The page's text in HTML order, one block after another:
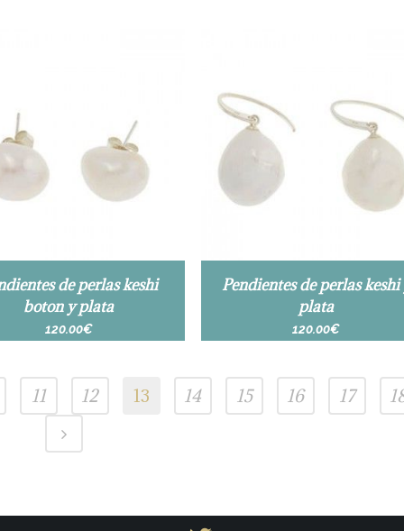
de perlas keshi
boton y plata
120.00€
Pendientes de perlas keshi
plata
120.00€
11 12 13 14 15 16 17